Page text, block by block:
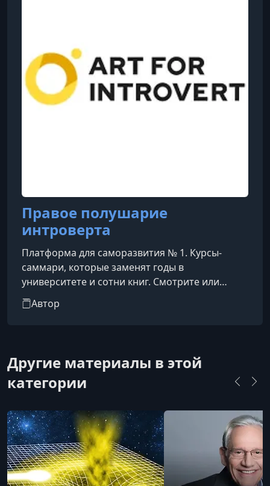
Правое полушарие
интроверта
Платформа для саморазвития № 1. Курсы-
саммари, которые заменят годы в
университете и сотни книг. Смотрите или
слушайте фоном. Времени на чтение и
саморазвитие постоянно не хватает. Мы
минутные лекции, чтобы вы узнавали новое о
себе и мире, не жертвуя свободным временем.
Автор
Другие материалы в этой
категории